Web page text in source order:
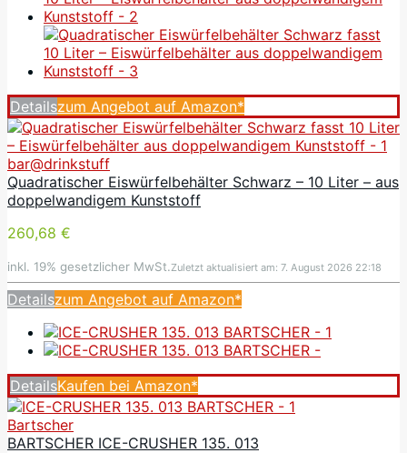
Detailszum Angebot auf Amazon*
bar@drinkstuff
Quadratischer Eiswürfelbehälter Schwarz – 10 Liter – aus
doppelwandigem Kunststoff
260,68 €
inkl. 19% gesetzlicher MwSt.Zuletzt aktualisiert am: 7. August 2026 22:18
Detailszum Angebot auf Amazon*
DetailsKaufen bei Amazon*
Bartscher
BARTSCHER ICE-CRUSHER 135. 013